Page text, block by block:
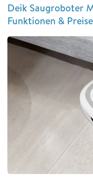
Deik Saugroboter
Funktionen & Preise